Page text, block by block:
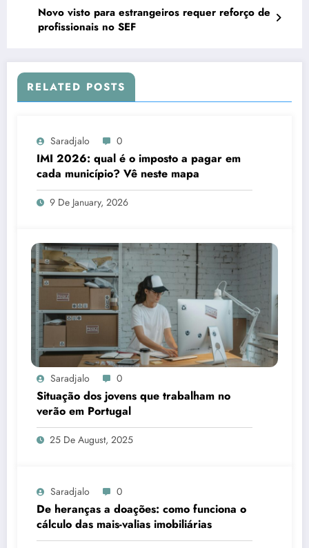
Novo visto para estrangeiros requer reforço de
profissionais no SEF
RELATED POSTS
Saradjalo 0
IMI 2026: qual é o imposto a pagar em
cada município? Vê neste mapa
9 De January, 2026
Saradjalo 0
Situação dos jovens que trabalham no
verão em Portugal
25 De August, 2025
Saradjalo 0
De heranças a doações: como funciona o
cálculo das mais-valias imobiliárias